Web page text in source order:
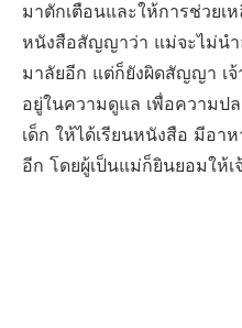
มาตักเตือนและให้การช่วยเ
หนังสือสัญญาว่า แม่จะไม่นำ
มาลัยอีก แต่ก็ยังผิดสัญญา เ
อยู่ในความดูแล เพื่อความ
เด็ก ให้ได้เรียนหนังสือ มีอา
อีก โดยผู้เป็นแม่ก็ยินยอมให้